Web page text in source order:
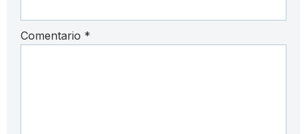
Comentario *